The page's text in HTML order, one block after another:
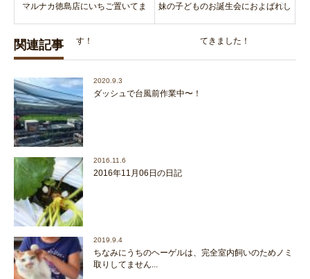
マルナカ徳島店にいちご置いてま
す！
妹の子どものお誕生会におよばれし
てきました！
関連記事
2020.9.3
ダッシュで台風前作業中〜！
2016.11.6
2016年11月06日の日記
2019.9.4
‪ちなみにうちのヘーゲルは、完全室内飼いのためノミ
取りしてません...